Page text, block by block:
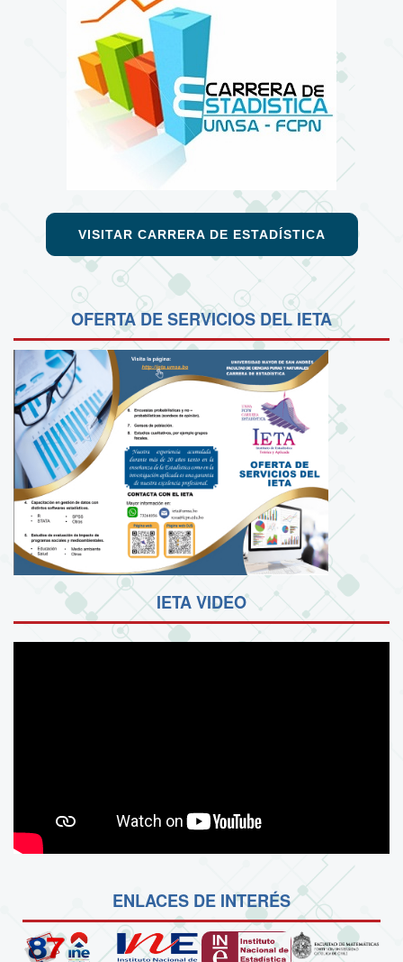
VISITAR CARRERA DE ESTADÍSTICA
OFERTA DE SERVICIOS DEL IETA
IETA VIDEO
ENLACES DE INTERÉS